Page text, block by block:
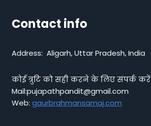
Contact info
Address: Aligarh, Uttar Pradesh, India
कोई त्रुटि को सही करने के लिए संपर्क करें
Mail:pujapathpandit@gmail.com
Web: gaurbrahmansamaj.com